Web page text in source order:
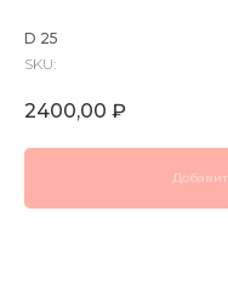
D 25
SKU:
2400,00 ₽